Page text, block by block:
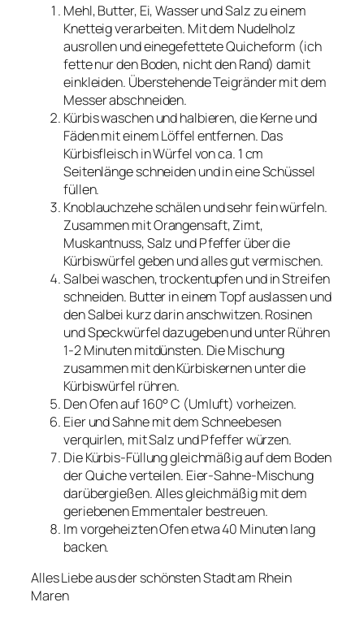
Mehl, Butter, Ei, Wasser und Salz zu einem
Knetteig verarbeiten. Mit dem Nudelholz
ausrollen und einegefettete Quicheform (ich
fette nur den Boden, nicht den Rand) damit
einkleiden. Überstehende Teigränder mit dem
Messer abschneiden.
Kürbis waschen und halbieren, die Kerne und
Fäden mit einem Löffel entfernen. Das
Kürbisfleisch in Würfel von ca. 1 cm
Seitenlänge schneiden und in eine Schüssel
füllen.
Knoblauchzehe schälen und sehr fein würfeln.
Zusammen mit Orangensaft, Zimt,
Muskantnuss, Salz und Pfeffer über die
Kürbiswürfel geben und alles gut vermischen.
Salbei waschen, trockentupfen und in Streifen
schneiden. Butter in einem Topf auslassen und
den Salbei kurz darin anschwitzen. Rosinen
und Speckwürfel dazugeben und unter Rühren
1-2 Minuten mitdünsten. Die Mischung
zusammen mit den Kürbiskernen unter die
Kürbiswürfel rühren.
Den Ofen auf 160° C (Umluft) vorheizen.
Eier und Sahne mit dem Schneebesen
verquirlen, mit Salz und Pfeffer würzen.
Die Kürbis-Füllung gleichmäßig auf dem Boden
der Quiche verteilen. Eier-Sahne-Mischung
darübergießen. Alles gleichmäßig mit dem
geriebenen Emmentaler bestreuen.
Im vorgeheizten Ofen etwa 40 Minuten lang
backen.
Alles Liebe aus der schönsten Stadt am Rhein
Maren